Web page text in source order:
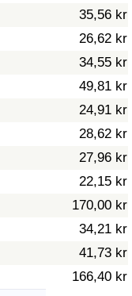
35,56 kr
26,62 kr
34,55 kr
49,81 kr
24,91 kr
28,62 kr
27,96 kr
22,15 kr
170,00 kr
34,21 kr
41,73 kr
166,40 kr